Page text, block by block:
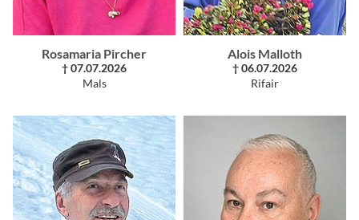
Rosamaria Pircher
† 07.07.2026
Mals
Alois Malloth
† 06.07.2026
Rifair